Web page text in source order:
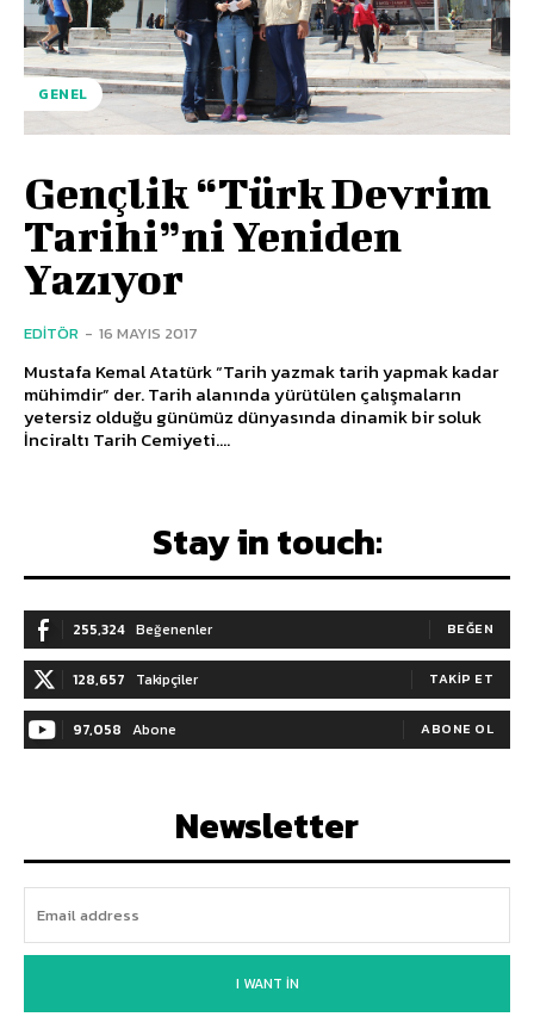
GENEL
Gençlik “Türk Devrim
Tarihi”ni Yeniden
Yazıyor
EDITÖR - 16 MAYIS 2017
Mustafa Kemal Atatürk “Tarih yazmak tarih yapmak kadar
mühimdir” der. Tarih alanında yürütülen çalışmaların
yetersiz olduğu günümüz dünyasında dinamik bir soluk
İnciraltı Tarih Cemiyeti....
Stay in touch:
255,324 Beğenenler BEĞEN
128,657 Takipçiler TAKIP ET
97,058 Abone ABONE OL
Newsletter
I WANT IN